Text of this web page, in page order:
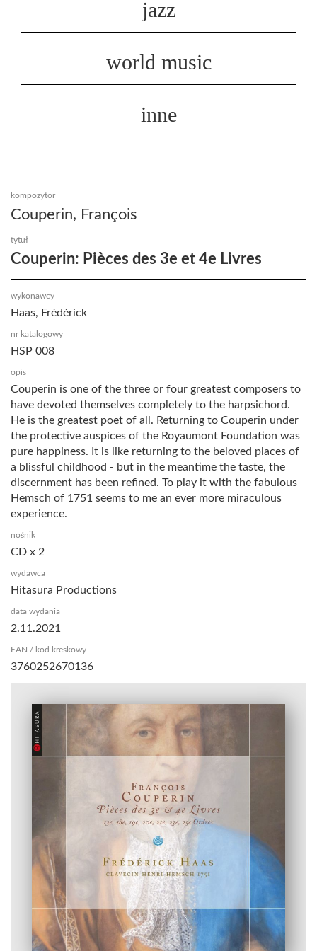
jazz
world music
inne
kompozytor
Couperin, François
tytuł
Couperin: Pièces des 3e et 4e Livres
wykonawcy
Haas, Frédérick
nr katalogowy
HSP 008
opis
Couperin is one of the three or four greatest composers to
have devoted themselves completely to the harpsichord.
He is the greatest poet of all. Returning to Couperin under
the protective auspices of the Royaumont Foundation was
pure happiness. It is like returning to the beloved places of
a blissful childhood - but in the meantime the taste, the
discernment has been refined. To play it with the fabulous
Hemsch of 1751 seems to me an ever more miraculous
experience.
nośnik
CD x 2
wydawca
Hitasura Productions
data wydania
2.11.2021
EAN / kod kreskowy
3760252670136